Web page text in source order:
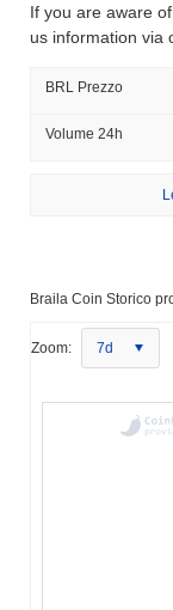
If you are aware
us information via
BRL Prezzo
Volume 24h
Braila Coin Storico
Zoom: 7d